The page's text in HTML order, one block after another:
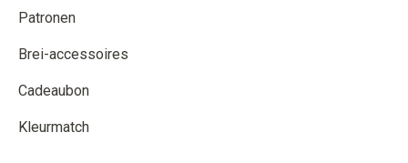
Patronen
Brei-accessoires
Cadeaubon
Kleurmatch